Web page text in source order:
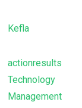
Kefla
actionresults
Technology
Management